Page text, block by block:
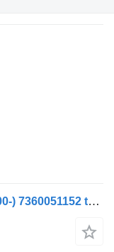
Roolisammas MAN TGA 18.390 (01.00-) 7360051152 tüübi jaoks sadulveoki MAN 4-series, TGA (1993-2009)